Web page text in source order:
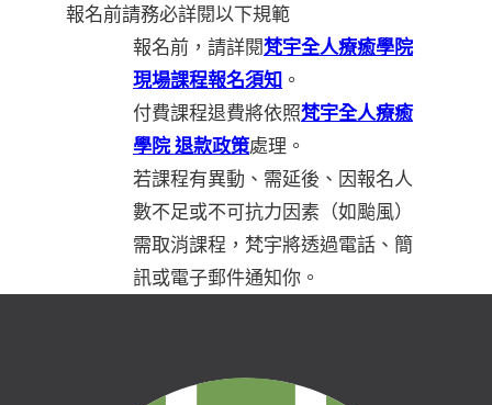
報名前請務必詳閱以下規範
報名前，請詳閱梵宇全人療癒學院
現場課程報名須知 。
付費課程退費將依照梵宇全人療癒
學院 退款政策處理。
若課程有異動、需延後、因報名人
數不足或不可抗力因素（如颱風）
需取消課程，梵宇將透過電話、簡
訊或電子郵件通知你。